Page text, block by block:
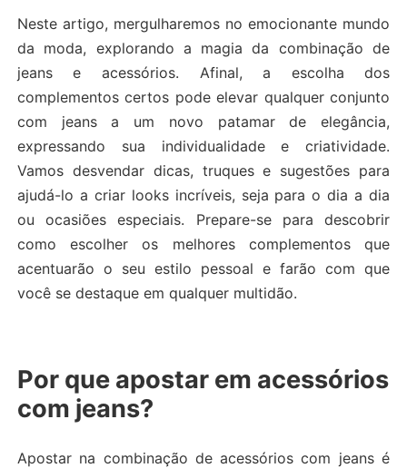
Neste artigo, mergulharemos no emocionante mundo
da moda, explorando a magia da combinação de
jeans e acessórios. Afinal, a escolha dos
complementos certos pode elevar qualquer conjunto
com jeans a um novo patamar de elegância,
expressando sua individualidade e criatividade.
Vamos desvendar dicas, truques e sugestões para
ajudá-lo a criar looks incríveis, seja para o dia a dia
ou ocasiões especiais. Prepare-se para descobrir
como escolher os melhores complementos que
acentuarão o seu estilo pessoal e farão com que
você se destaque em qualquer multidão.
Por que apostar em acessórios
com jeans?
Apostar na combinação de acessórios com jeans é